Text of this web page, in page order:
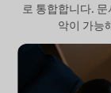
로 통합합니다.
악이 가능